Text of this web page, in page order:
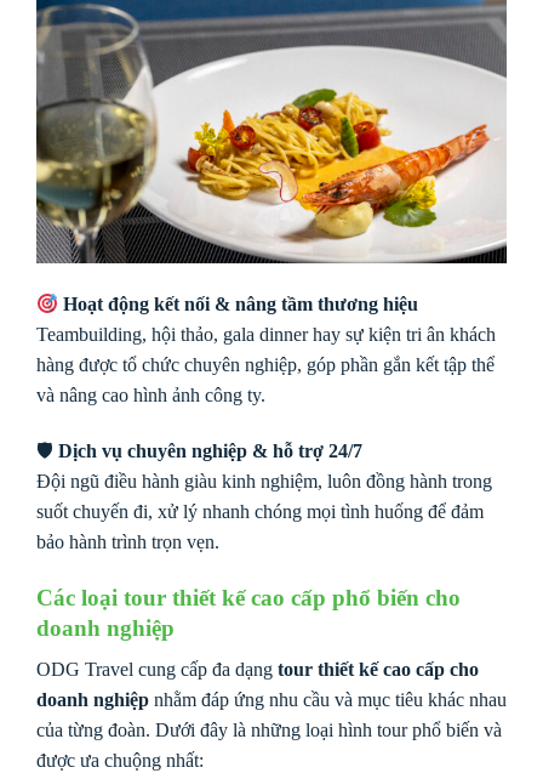
Hoạt động kết nối & nâng tầm thương hiệu
Teambuilding, hội thảo, gala dinner hay sự kiện tri ân khách
hàng được tổ chức chuyên nghiệp, góp phần gắn kết tập thể
và nâng cao hình ảnh công ty.
🛡 Dịch vụ chuyên nghiệp & hỗ trợ 24/7
Đội ngũ điều hành giàu kinh nghiệm, luôn đồng hành trong
suốt chuyến đi, xử lý nhanh chóng mọi tình huống để đảm
bảo hành trình trọn vẹn.
Các loại tour thiết kế cao cấp phổ biến cho
doanh nghiệp
ODG Travel cung cấp đa dạng tour thiết kế cao cấp cho
doanh nghiệp nhằm đáp ứng nhu cầu và mục tiêu khác nhau
của từng đoàn. Dưới đây là những loại hình tour phổ biến và
được ưa chuộng nhất: